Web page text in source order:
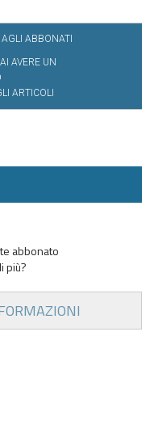
ABBONATI
AVERE UN
ARTICOLI
abbonato
più?